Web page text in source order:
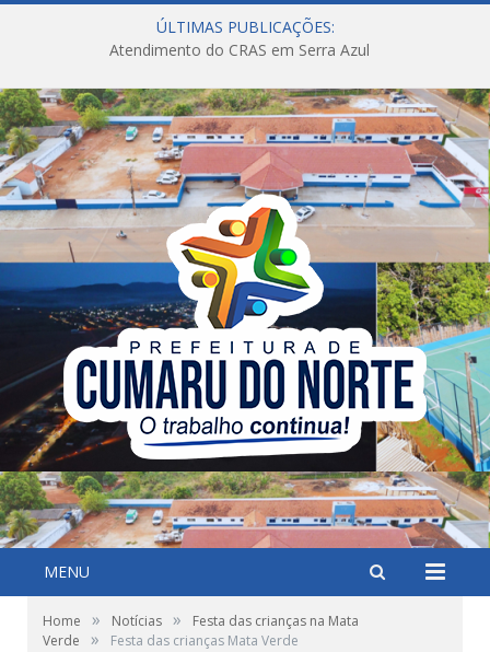
ÚLTIMAS PUBLICAÇÕES:
Atendimento do CRAS em Serra Azul
MENU
Home » Notícias »
Festa das crianças na Mata
Verde
» Festa das crianças Mata Verde